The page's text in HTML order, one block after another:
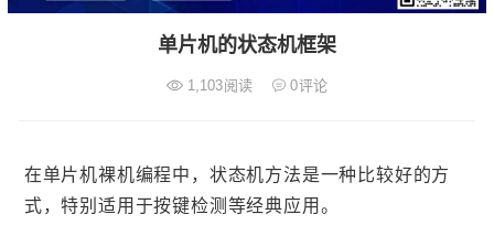
单片机的状态机框架
1,103阅读 0评论
在单片机裸机编程中，状态机方法是一种比较好的方
式，特别适用于按键检测等经典应用。